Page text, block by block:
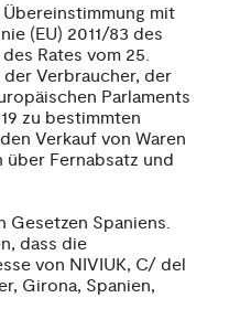
mit
(EU) 2011/83 des
Rates vom 25.
Verbraucher, der
Parlaments
zu bestimmten
Verkauf von Waren
über Fernabsatz und
Gesetzen Spaniens.
dass die
von NIVIUK, C/ del
Girona, Spanien,